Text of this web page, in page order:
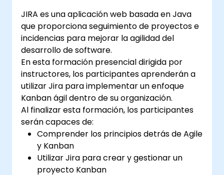
JIRA es una aplicación web basada en Java
que proporciona seguimiento de proyectos e
incidencias para mejorar la agilidad del
desarrollo de software.
En esta formación presencial dirigida por
instructores, los participantes aprenderán a
utilizar Jira para implementar un enfoque
Kanban ágil dentro de su organización.
Al finalizar esta formación, los participantes
serán capaces de:
Comprender los principios detrás de Agile
y Kanban
Utilizar Jira para crear y gestionar un
proyecto Kanban